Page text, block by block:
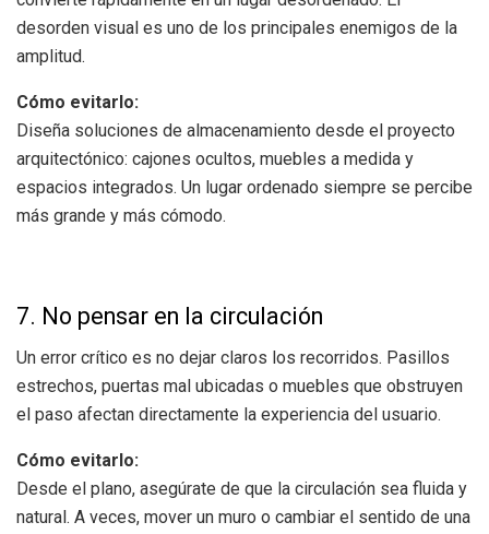
desorden visual es uno de los principales enemigos de la
amplitud.
Cómo evitarlo:
Diseña soluciones de almacenamiento desde el proyecto
arquitectónico: cajones ocultos, muebles a medida y
espacios integrados. Un lugar ordenado siempre se percibe
más grande y más cómodo.
7. No pensar en la circulación
Un error crítico es no dejar claros los recorridos. Pasillos
estrechos, puertas mal ubicadas o muebles que obstruyen
el paso afectan directamente la experiencia del usuario.
Cómo evitarlo:
Desde el plano, asegúrate de que la circulación sea fluida y
natural. A veces, mover un muro o cambiar el sentido de una